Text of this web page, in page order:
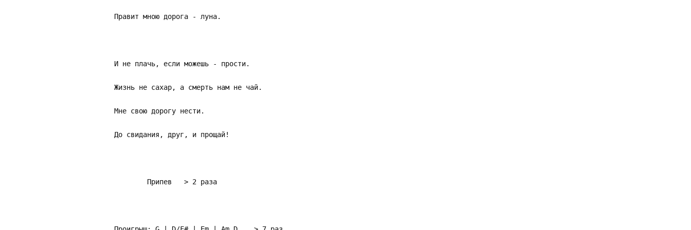
Правит мною дорога - луна.
И не плачь, если можешь - прости.
Жизнь не сахар, а смерть нам не чай.
Мне свою дорогу нести.
До свидания, друг, и прощай!
Припев > 2 раза